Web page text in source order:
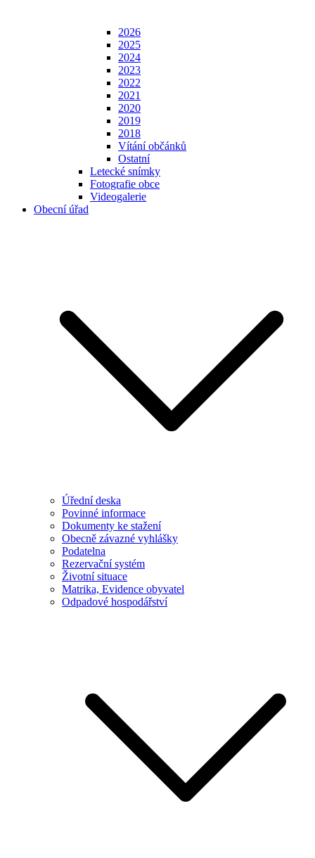
2026
2025
2024
2023
2022
2021
2020
2019
2018
Vítání občánků
Ostatní
Letecké snímky
Fotografie obce
Videogalerie
Obecní úřad
Úřední deska
Povinné informace
Dokumenty ke stažení
Obecně závazné vyhlášky
Podatelna
Rezervační systém
Životní situace
Matrika, Evidence obyvatel
Odpadové hospodářství